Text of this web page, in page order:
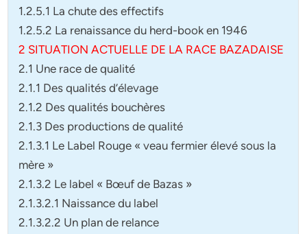
1.2.5.1 La chute des effectifs
1.2.5.2 La renaissance du herd-book en 1946
2 SITUATION ACTUELLE DE LA RACE BAZADAISE
2.1 Une race de qualité
2.1.1 Des qualités d’élevage
2.1.2 Des qualités bouchères
2.1.3 Des productions de qualité
2.1.3.1 Le Label Rouge « veau fermier élevé sous la
mère »
2.1.3.2 Le label « Bœuf de Bazas »
2.1.3.2.1 Naissance du label
2.1.3.2.2 Un plan de relance